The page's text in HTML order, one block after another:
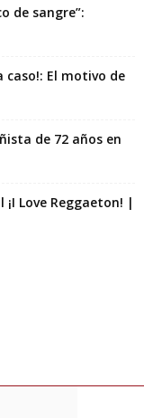
de sangre”:
caso!: El motivo de
de 72 años en
Love Reggaeton! |